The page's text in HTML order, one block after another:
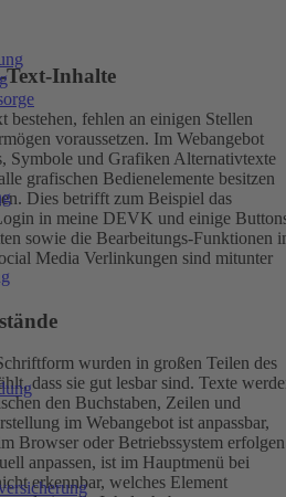
Inhalte
bestehen, fehlen an einigen Stellen
voraussetzen. Im Webangebot
Symbole und Grafiken Alternativtexte
grafischen Bedienelemente besitzen
Dies betrifft zum Beispiel das
in meine DEVK und einige
sowie die Bearbeitungs-Funktionen
Media Verlinkungen sind mitunter
wurden in großen Teilen des
dass sie gut lesbar sind. Texte
den Buchstaben, Zeilen und
im Webangebot ist anpassbar,
Browser oder Betriebssystem
anpassen, ist im Hauptmenü bei
erkennbar, welches Element